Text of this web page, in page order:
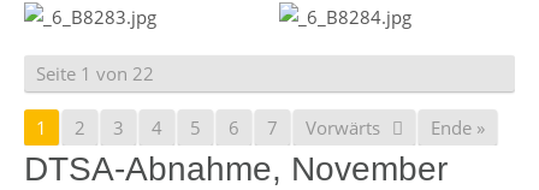
Seite 1 von 22
1 2 3 4 5 6 7 Vorwärts Ende »
DTSA-Abnahme, November